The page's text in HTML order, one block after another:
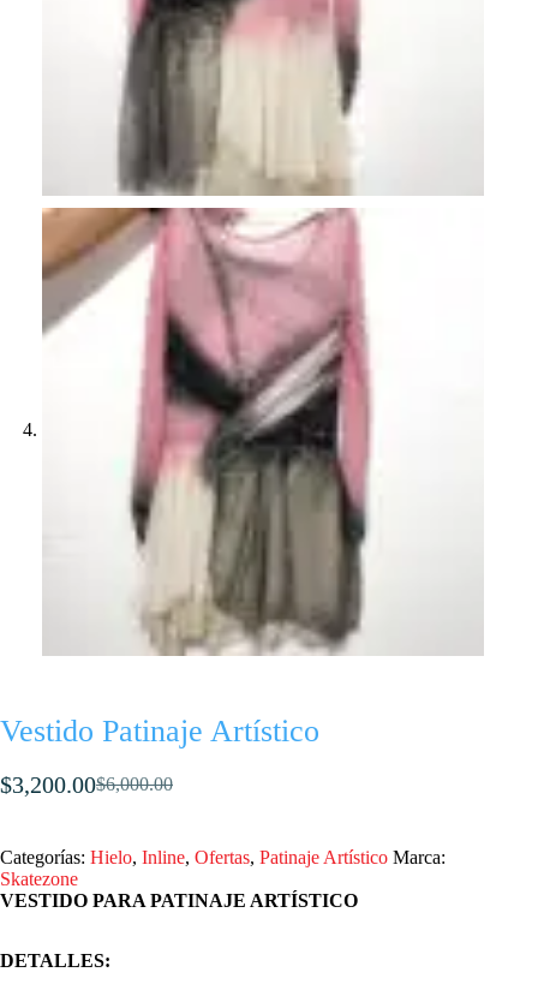
Vestido Patinaje Artístico
$6,000.00
El
original
$6,000.00.
$3,200.00El
actual
$3,200.00.
Categorías: Hielo, Inline, Ofertas, Patinaje Artístico Marca:
Skatezone
VESTIDO PARA PATINAJE ARTÍSTICO
DETALLES: